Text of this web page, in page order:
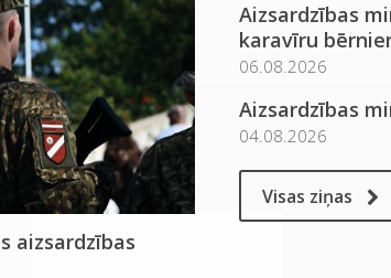
aizsardzības
Aizsardzības
karavīru
06.08.2026
Aizsardzības
04.08.2026
Visas ziņas